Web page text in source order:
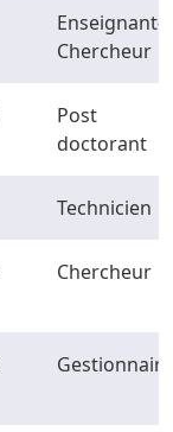
Enseignant-
Chercheur
Post
doctorant
Technicien
Chercheur
Gestionnaire